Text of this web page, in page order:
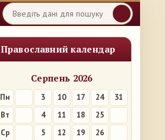
Православний календар
Серпень 2026
Пн 3 10 17 24
31
Вт
4 11 18
25
Ср
5 12 19
26